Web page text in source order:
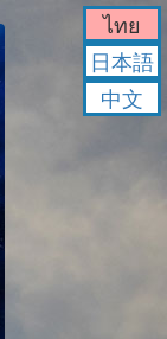
ไทย
日本語
中文